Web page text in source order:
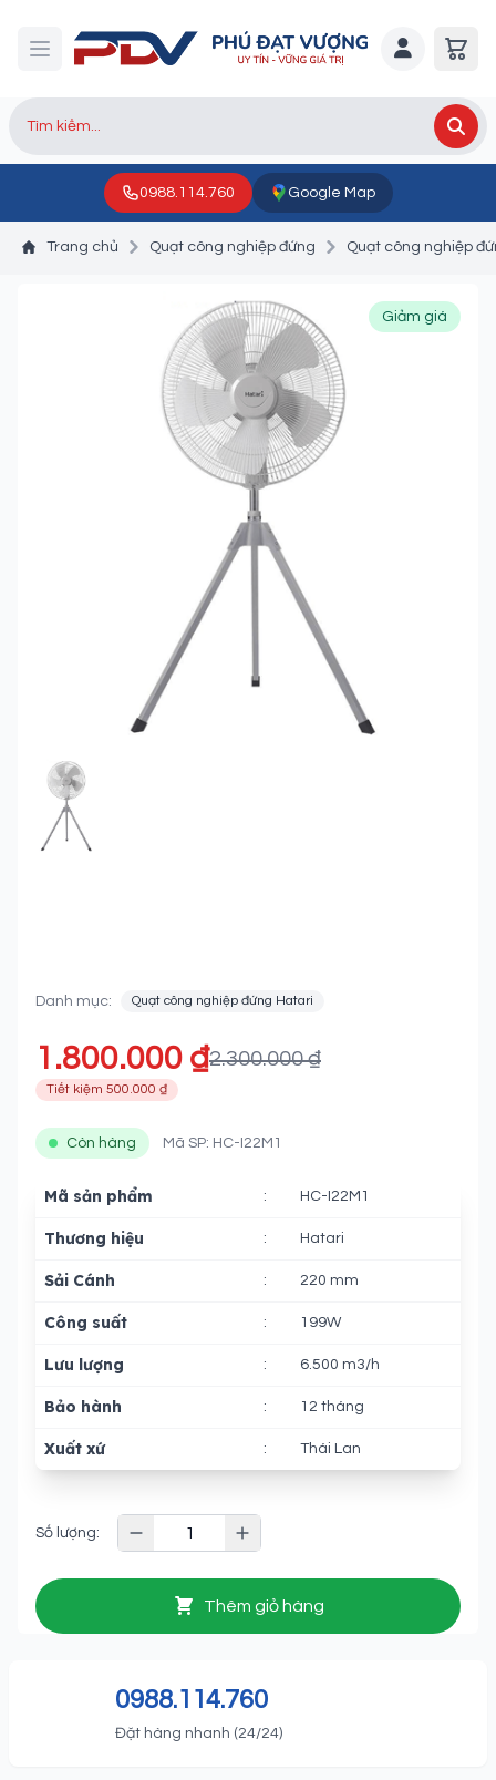
0988.114.760 Google Map
Trang chủ Quạt công nghiệp đứng Quạt công nghiệp
FEATURED IMAGE
Giảm giá
Danh mục: Quạt công nghiệp đứng Hatari
1.800.000 ₫2.300.000 ₫
Tiết kiệm 500.000 ₫
Còn hàng Mã SP: HC-I22M1
Mã sản phẩm : HC-I22M1
Thương hiệu : Hatari
Sải Cánh : 220 mm
Công suất : 199W
Lưu lượng : 6.500 m3/h
Bảo hành : 12 tháng
Xuất xứ : Thái Lan
Số lượng:
Thêm giỏ hàng
0988.114.760
Đặt hàng nhanh (24/24)